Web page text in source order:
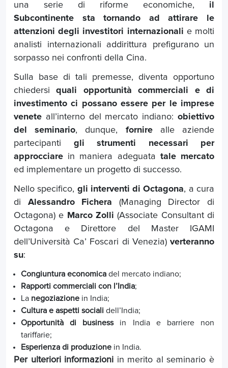
una serie di riforme economiche, il
Subcontinente sta tornando ad attirare le
attenzioni degli investitori internazionali e molti
analisti internazionali addirittura prefigurano un
sorpasso nei confronti della Cina.
Sulla base di tali premesse, diventa opportuno
chiedersiquali opportunità commerciali e di
investimento ci possano essere per le imprese
venete all’interno del mercato indiano:obiettivo
del seminario, dunque, fornirealle aziende
partecipanti gli strumenti necessari
per
approcciare in maniera adeguata tale mercato
ed implementare un progetto di successo.
Nello specifico, gli interventi di Octagona, a cura
di Alessandro Fichera (Managing Director di
Octagona) e Marco Zolli (Associate Consultant di
Octagona e Direttore del Master IGAMI
dell’Università Ca’ Foscari di Venezia) verteranno
su:
Congiuntura economica del mercato indiano;
Rapporti commerciali con l’India;
La negoziazione in India;
Cultura e aspetti sociali dell’India;
Opportunità di businessin India e barriere non
tariffarie;
Esperienza di produzione in India.
Per ulteriori informazioni in merito al seminario è